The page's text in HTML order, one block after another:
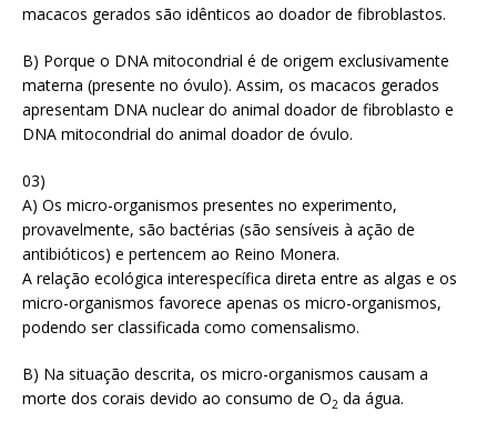
macacos gerados são idênticos ao doador de fibroblastos.
B) Porque o DNA mitocondrial é de origem exclusivamente
materna (presente no óvulo). Assim, os macacos gerados
apresentam DNA nuclear do animal doador de fibroblasto e
DNA mitocondrial do animal doador de óvulo.
03)
A) Os micro-organismos presentes no experimento,
provavelmente, são bactérias (são sensíveis à ação de
antibióticos) e pertencem ao Reino Monera.
A relação ecológica interespecífica direta entre as algas e os
micro-organismos favorece apenas os micro-organismos,
podendo ser classificada como comensalismo.
B) Na situação descrita, os micro-organismos causam a
morte dos corais devido ao consumo de O2 da água.